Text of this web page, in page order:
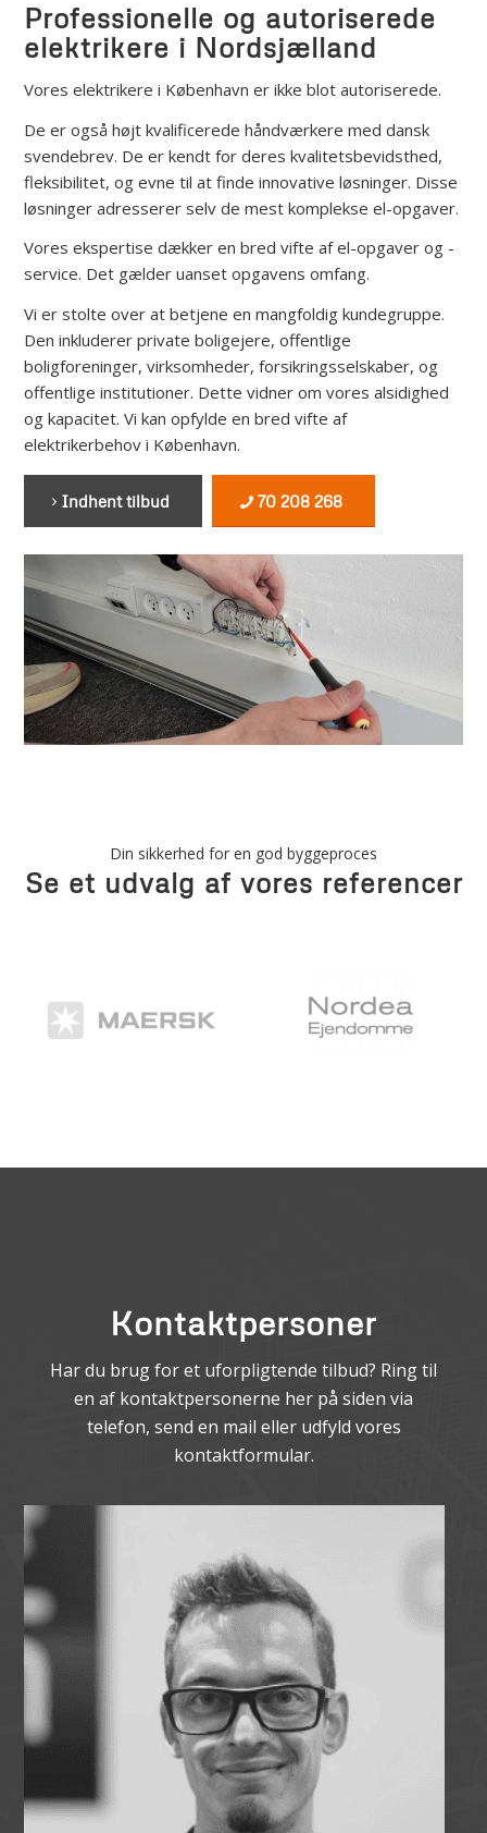
Professionelle og autoriserede
elektrikere i Nordsjælland
Vores elektrikere i København er ikke blot autoriserede.
De er også højt kvalificerede håndværkere med dansk
svendebrev. De er kendt for deres kvalitetsbevidsthed,
fleksibilitet, og evne til at finde innovative løsninger. Disse
løsninger adresserer selv de mest komplekse el-opgaver.
Vores ekspertise dækker en bred vifte af el-opgaver og -
service. Det gælder uanset opgavens omfang.
Vi er stolte over at betjene en mangfoldig kundegruppe.
Den inkluderer private boligejere, offentlige
boligforeninger, virksomheder, forsikringsselskaber, og
offentlige institutioner. Dette vidner om vores alsidighed
og kapacitet. Vi kan opfylde en bred vifte af
elektrikerbehov i København.
Indhent tilbud 70 208 268
Din sikkerhed for en god byggeproces
Se et udvalg af vores referencer
Kontaktpersoner
Har du brug for et uforpligtende tilbud? Ring til
en af kontaktpersonerne her på siden via
telefon, send en mail eller udfyld vores
kontaktformular.